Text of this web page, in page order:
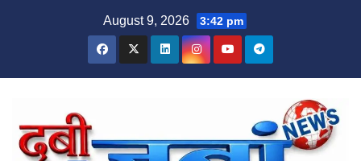
August 9, 2026 3:42 pm